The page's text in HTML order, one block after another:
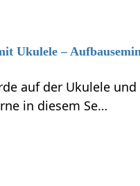
Ukulele –
auf der Ukulele
in diesem Se…